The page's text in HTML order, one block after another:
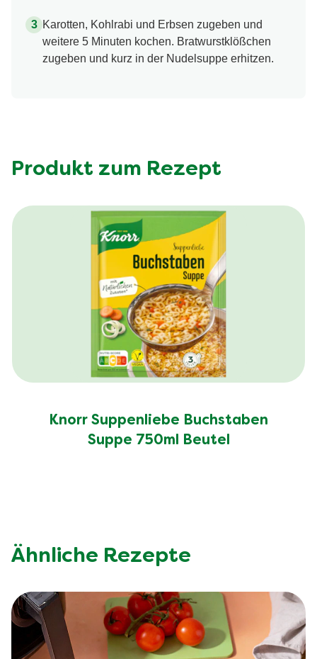
Karotten, Kohlrabi und Erbsen zugeben und
weitere 5 Minuten kochen. Bratwurstklößchen
zugeben und kurz in der Nudelsuppe erhitzen.
Produkt zum Rezept
Knorr Suppenliebe Buchstaben
Suppe 750ml Beutel
Ähnliche Rezepte